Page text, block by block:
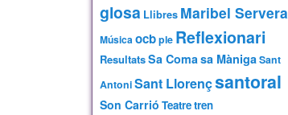
glosa Llibres Maribel Servera
Músicaocbple Reflexionari
ResultatsSa Comasa MànigaSant
AntoniSant Llorençsantoral
Son Carrió Teatretren